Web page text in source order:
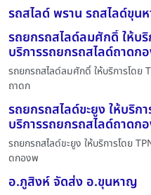
รถสไลด์ พราน รถสไลด์ขุน
รถยกรถสไลด์ลมศักดิ์ ให้บ
บริการรถยกรถสไลด์ถาดก
รถยกรถสไลด์ลมศักดิ์ ให้บริการโดย
ถาดก
รถยกรถสไลด์ขะยูง ให้บริก
บริการรถยกรถสไลด์ถาดก
รถยกรถสไลด์ขะยูง ให้บริการโดย
ดกองพ
อ.ภูสิงห์ จัดส่ง อ.ขุนหาญ